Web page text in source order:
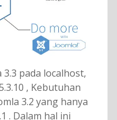
pada localhost,
, Kebutuhan
3.2 yang hanya
. Dalam hal ini